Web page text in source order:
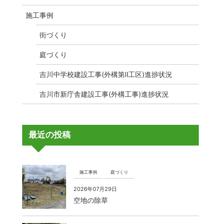
施工事例
街づくり
庭づくり
吉川中学校建設工事(外構第Ⅱ工区)進捗状況
吉川市新庁舎建設工事(外構工事)進捗状況
最近の投稿
施工事例 庭づくり
2026年07月29日
空地の除草